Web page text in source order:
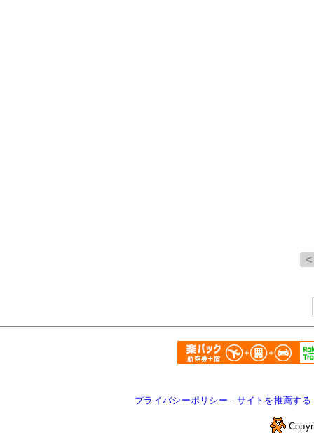
プライバシーポリシー - サイトを推薦する